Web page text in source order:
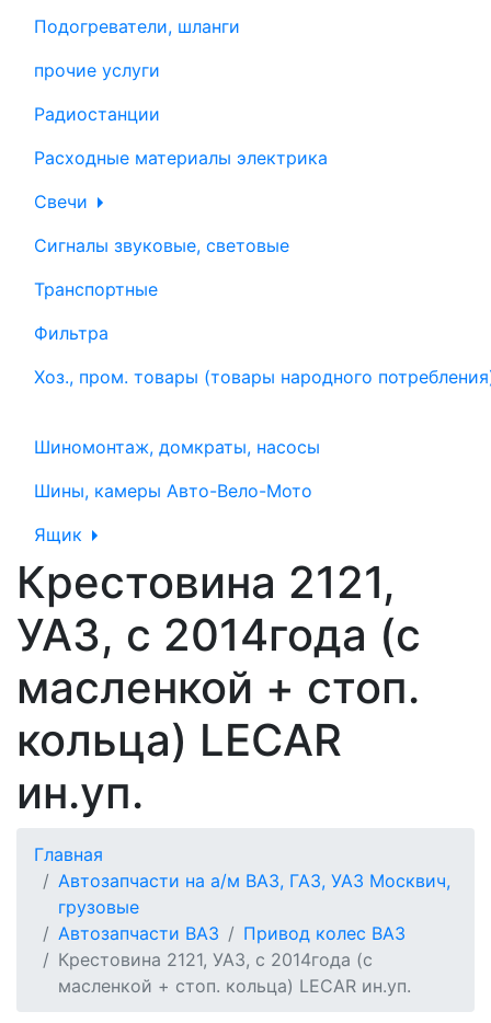
Подогреватели, шланги
прочие услуги
Радиостанции
Расходные материалы электрика
Свечи
Сигналы звуковые, световые
Транспортные
Фильтра
Хоз., пром. товары (товары народного
Шиномонтаж, домкраты, насосы
Шины, камеры Авто-Вело-Мото
Ящик
Крестовина 2121,
УАЗ, с 2014года (с
масленкой + стоп.
кольца) LECAR
ин.уп.
Главная
Автозапчасти на а/м ВАЗ, ГАЗ, УАЗ Москвич,
грузовые
Автозапчасти ВАЗ
Привод колес ВАЗ
Крестовина 2121, УАЗ, с 2014года (с
масленкой + стоп. кольца) LECAR ин.уп.